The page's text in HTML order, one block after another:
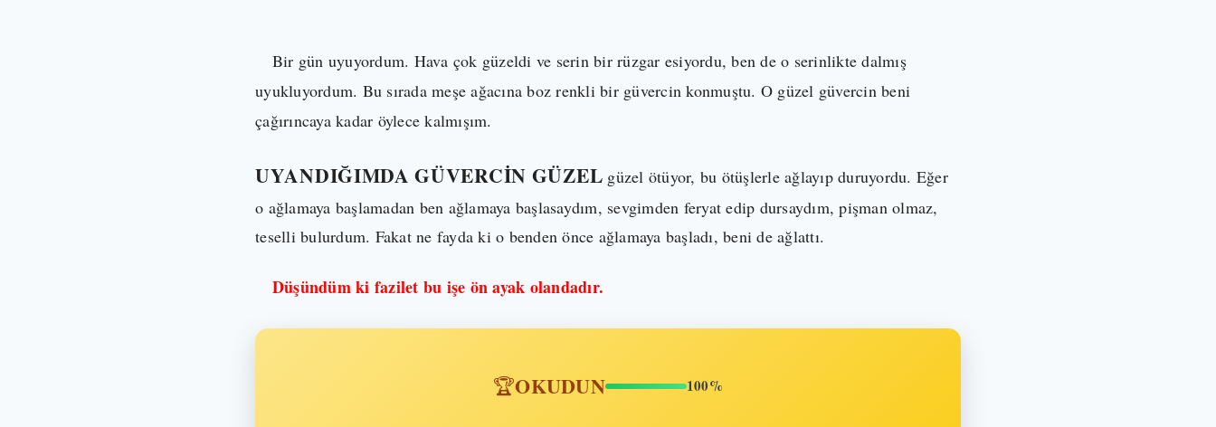
Bir gün uyuyordum. Hava çok güzeldi ve serin bir rüzgar esiyordu, ben de o serinlikte dalmış
uyukluyordum. Bu sırada meşe ağacına boz renkli bir güvercin konmuştu. O güzel güvercin beni
çağırıncaya kadar öylece kalmışım.
UYANDIĞIMDA GÜVERCIN GÜZEL güzel ötüyor, bu ötüşlerle ağlayıp duruyordu. Eğer
o ağlamaya başlamadan ben ağlamaya başlasaydım, sevgimden feryat edip dursaydım, pişman olmaz,
teselli bulurdum. Fakat ne fayda ki o benden önce ağlamaya başladı, beni de ağlattı.
Düşündüm ki fazilet bu işe ön ayak olandadır.
🏆OKUDUN 100%